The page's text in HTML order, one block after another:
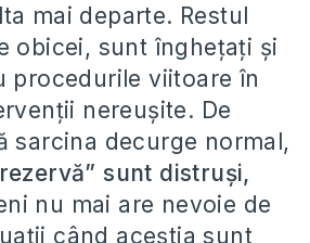
mai departe. Restul
obicei, sunt înghețați și
procedurile viitoare în
nereușite. De
sarcina decurge normal,
sunt distruși,
nu mai are nevoie de
când aceștia sunt